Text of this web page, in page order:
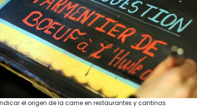
el origen de la carne en restaurantes y cantinas